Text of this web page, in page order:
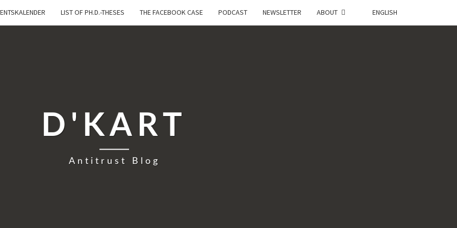
LIST OF PH.D.-THESES THE FACEBOOK CASE PODCAST NEWSLETTER ABOUT ENGLISH
D'KART
Antitrust Blog